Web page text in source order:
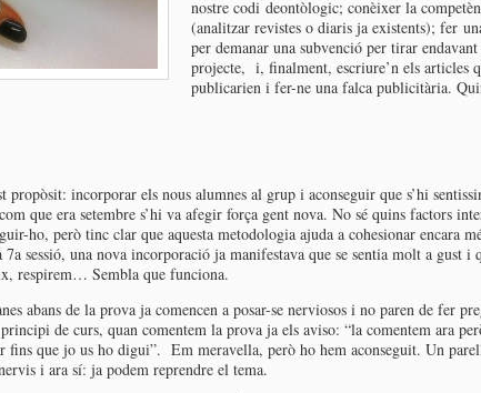
nostre codi deontòlogic; conèixer la
(analitzar revistes o diaris ja existents); fer
per demanar una subvenció per tirar endavant
projecte, i, finalment, escriure’n els articles
publicarien i fer-ne una falca publicitària.
propòsit: incorporar els nous alumnes al grup i aconseguir que s’hi
que era setembre s’hi va afegir força gent nova. No sé quins factors
ho, però tinc clar que aquesta metodologia ajuda a cohesionar encara
7a sessió, una nova incorporació ja manifestava que se sentia molt a gust i
respirem… Sembla que funciona.
abans de la prova ja comencen a posar-se nerviosos i no paren de fer
de curs, quan comentem la prova ja els aviso: “la comentem ara
fins que jo us ho digui”. Em meravella, però ho hem aconseguit. Un
i ara sí: ja podem reprendre el tema.